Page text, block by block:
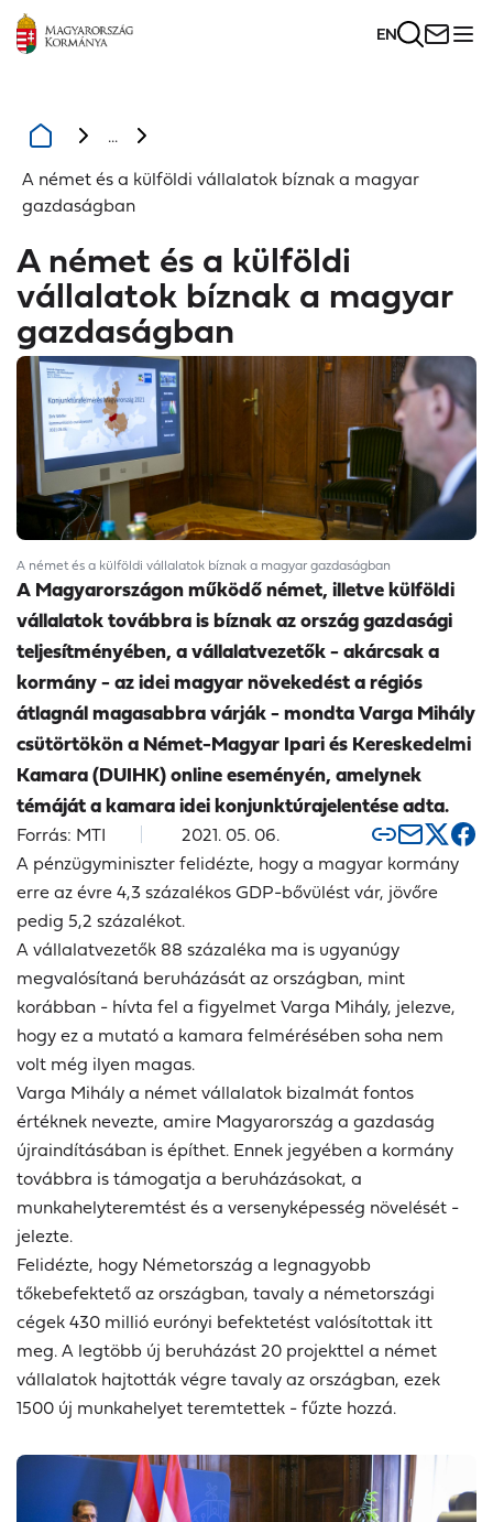
EN
...
A német és a külföldi vállalatok bíznak a magyar
gazdaságban
A német és a külföldi
vállalatok bíznak a magyar
gazdaságban
A német és a külföldi vállalatok bíznak a magyar gazdaságban
A Magyarországon működő német, illetve külföldi
vállalatok továbbra is bíznak az ország gazdasági
teljesítményében, a vállalatvezetők - akárcsak a
kormány - az idei magyar növekedést a régiós
átlagnál magasabbra várják - mondta Varga Mihály
csütörtökön a Német-Magyar Ipari és Kereskedelmi
Kamara (DUIHK) online eseményén, amelynek
témáját a kamara idei konjunktúrajelentése adta.
Forrás: MTI
2021. 05. 06.
A pénzügyminiszter felidézte, hogy a magyar kormány
erre az évre 4,3 százalékos GDP-bővülést vár, jövőre
pedig 5,2 százalékot.
A vállalatvezetők 88 százaléka ma is ugyanúgy
megvalósítaná beruházását az országban, mint
korábban - hívta fel a figyelmetVarga Mihály, jelezve,
hogy ez a mutató a kamara felmérésében soha nem
volt még ilyen magas.
Varga Mihálya német vállalatok bizalmát fontos
értéknek nevezte, amire Magyarország a gazdaság
újraindításában is építhet. Ennek jegyében a kormány
továbbra is támogatja a beruházásokat, a
munkahelyteremtést és a versenyképesség növelését -
jelezte.
Felidézte, hogy Németország a legnagyobb
tőkebefektető az országban, tavaly a németországi
cégek 430 millió eurónyi befektetést valósítottak itt
meg. A legtöbb új beruházást 20 projekttel a német
vállalatok hajtották végre tavaly az országban, ezek
1500 új munkahelyet teremtettek - fűzte hozzá.